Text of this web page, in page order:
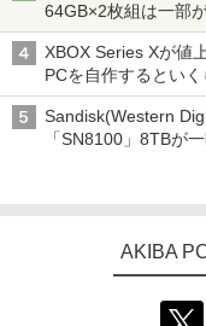
64GB×2枚組は一部
XBOX Series Xが値
PCを自作するとい
ーム』】
Sandisk(Western
「SN8100」8TBが
AKIBA